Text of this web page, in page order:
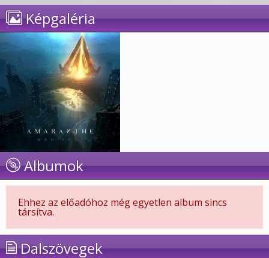
Képgaléria
Albumok
Ehhez az előadóhoz még egyetlen album sincs
társítva.
Dalszövegek